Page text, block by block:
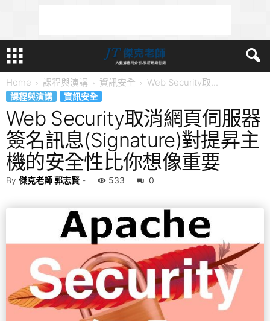
Home 課程與演講 資訊安全 Web Security取...
課程與演講 資訊安全
Web Security取消網頁伺服器
簽名訊息(Signature)對提昇主
機的安全性比你想像重要
By 傑克老師 郭志賢- 533 0